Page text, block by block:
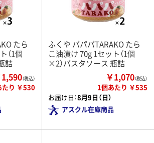
たら
（1個
詰
1,590（税込）
たり ￥530
ふくや パパパTARAKO たら
こ油漬け 70g 1セット（1個
×2）パスタソース 瓶詰
￥1,070（税込）
1個あたり ￥535
お届け日：8月9日（日）
アスクル在庫商品